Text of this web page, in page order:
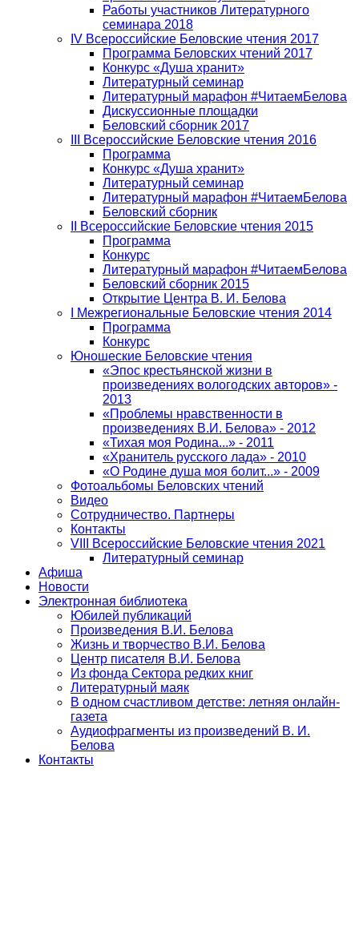
Работы участников Литературного
семинара 2018
IV Всероссийские Беловские чтения 2017
Программа Беловских чтений 2017
Конкурс «Душа хранит»
Литературный семинар
Литературный марафон #ЧитаемБелова
Дискуссионные площадки
Беловский сборник 2017
III Всероссийские Беловские чтения 2016
Программа
Конкурс «Душа хранит»
Литературный семинар
Литературный марафон #ЧитаемБелова
Беловский сборник
II Всероссийские Беловские чтения 2015
Программа
Конкурс
Литературный марафон #ЧитаемБелова
Беловский сборник 2015
Открытие Центра В. И. Белова
I Межрегиональные Беловские чтения 2014
Программа
Конкурс
Юношеские Беловские чтения
«Эпос крестьянской жизни в
произведениях вологодских авторов» -
2013
«Проблемы нравственности в
произведениях В.И. Белова» - 2012
«Тихая моя Родина...» - 2011
«Хранитель русского лада» - 2010
«О Родине душа моя болит...» - 2009
Фотоальбомы Беловских чтений
Видео
Сотрудничество. Партнеры
Контакты
VIII Всероссийские Беловские чтения 2021
Литературный семинар
Афиша
Новости
Электронная библиотека
Юбилей публикаций
Произведения В.И. Белова
Жизнь и творчество В.И. Белова
Центр писателя В.И. Белова
Из фонда Сектора редких книг
Литературный маяк
В одном счастливом детстве: летняя онлайн-
газета
Аудиофрагменты из произведений В. И.
Белова
Контакты